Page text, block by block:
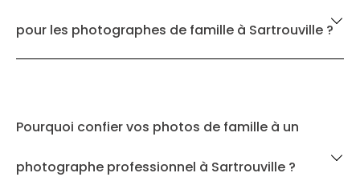
pour les photographes de famille à Sartrouville ?
Pourquoi confier vos photos de famille à un
photographe professionnel à Sartrouville ?